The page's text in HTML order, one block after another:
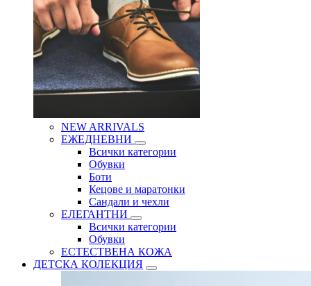
NEW ARRIVALS
ЕЖЕДНЕВНИ
Всички категории
Обувки
Боти
Кецове и маратонки
Сандали и чехли
ЕЛЕГАНТНИ
Всички категории
Обувки
ЕСТЕСТВЕНА КОЖА
ДЕТСКА КОЛЕКЦИЯ